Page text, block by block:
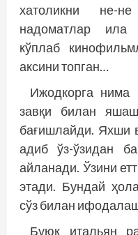
хатоликни не-
надоматлар ила
кўплаб
аксини топган…
Ижодкорга нима
завқи билан
бағишлайди. Яхши
адиб ўз-ўзидан
айланади. Ўзини
этади. Бундай
сўз билан
Буюк итальян